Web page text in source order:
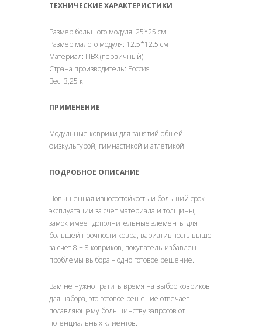
ТЕХНИЧЕСКИЕ ХАРАКТЕРИСТИКИ
Размер большого модуля: 25*25 см
Размер малого модуля: 12.5*12.5 см
Материал: ПВХ (первичный)
Страна производитель: Россия
Вес: 3,25 кг
ПРИМЕНЕНИЕ
Модульные коврики для занятий общей
физкультурой, гимнастикой и атлетикой.
ПОДРОБНОЕ ОПИСАНИЕ
Повышенная износостойкость и больший срок
эксплуатации за счет материала и толщины,
замок имеет дополнительные элементы для
большей прочности ковра, вариативность выше
за счет 8 + 8 ковриков, покупатель избавлен
проблемы выбора – одно готовое решение.
Вам не нужно тратить время на выбор ковриков
для набора, это готовое решение отвечает
подавляющему большинству запросов от
потенциальных клиентов.